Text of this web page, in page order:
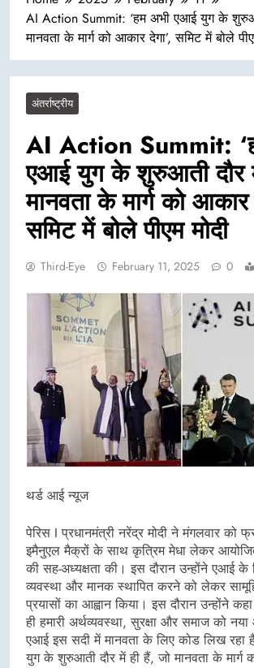
AI Action Summit: ‘हम अभी एआई युग के
मानवता के मार्ग को आकार देगा’, समिट में बोले
अंतर्राष्ट्रीय
AI Action Summit:
एआई युग के शुरुआती दौर
मानवता के मार्ग को आकार
समिट में बोले पीएम मोदी
Third-Eye February 11, 2025 0
थर्ड आई न्यूज
पेरिस I प्रधानमंत्री नरेंद्र मोदी ने मंगलवार को
इमैनुएल मैक्रों के साथ कृत्रिम मेधा लेकर
की सह-अध्यक्षता की। इस दौरान उन्होंने एआई
व्यवस्था और मानक स्थापित करने को लेकर
प्रयासों का आह्वान किया। इस दौरान उन्होंने
ही हमारी अर्थव्यवस्था, सुरक्षा और समाज को
एआई इस सदी में मानवता के लिए कोड लिख
युग के शुरुआती दौर में ही हैं, जो मानवता के मार्ग